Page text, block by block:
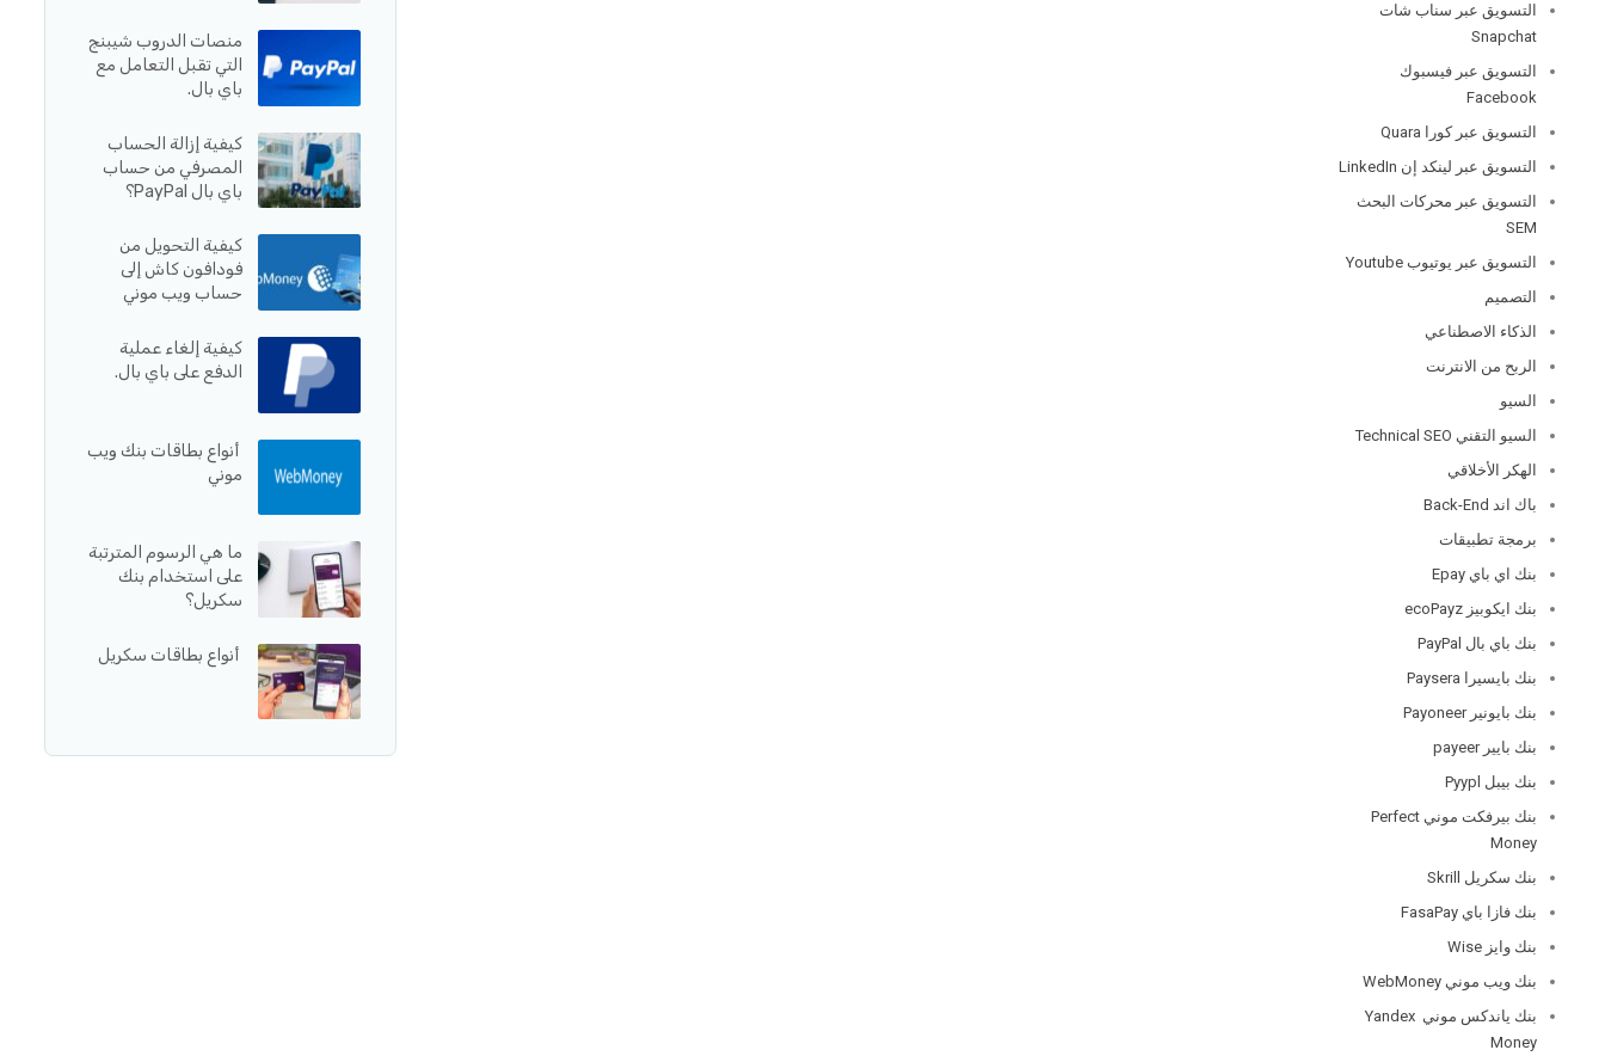
منصات الدروب شيبنج
التي تقبل التعامل مع
باي بال.
كيفية إزالة الحساب
المصرفي من حساب
باي بال PayPal؟
كيفية التحويل من
فودافون كاش إلى
حساب ويب موني
كيفية إلغاء عملية
الدفع على باي بال.
أنواع بطاقات بنك ويب
موني
ما هي الرسوم المترتبة
على استخدام بنك
سكريل؟
أنواع بطاقات سكريل
التسويق عبر سناب شات
Snapchat
التسويق عبر فيسبوك
Facebook
التسويق عبر كورا Quara
التسويق عبر لينكد إن LinkedIn
التسويق عبر محركات البحث
SEM
التسويق عبر يوتيوب Youtube
التصميم
الذكاء الاصطناعي
الربح من الانترنت
السيو
السيو التقني Technical SEO
الهكر الأخلاقي
باك اند Back-End
برمجة تطبيقات
بنك اي باي Epay
بنك ايكوبيز ecoPayz
بنك باي بال PayPal
بنك بايسيرا Paysera
بنك بايونير Payoneer
بنك بايير payeer
بنك بيبل Pyypl
بنك بيرفكت موني Perfect
Money
بنك سكريل Skrill
بنك فازا باي FasaPay
بنك وايز Wise
بنك ويب موني WebMoney
بنك ياندكس موني Yandex
Money